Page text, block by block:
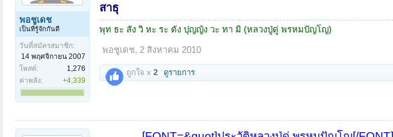
พอชูเดช
เป็นที่รู้จักกันดี
วันที่สมัครสมาชิก:
14 พฤศจิกายน 2007
โพสต์:
1,276
ค่าพลัง:
+4,339
สาธุ
พุท ธะ สัง วิ หะ ระ ตัง ปุญญัง วะ ทา มิ (หลวงปู่ดู่ พรหมปัญโญ)
พอชูเดช, 2 สิงหาคม 2010
ถูกใจ x 2 ดูรายการ